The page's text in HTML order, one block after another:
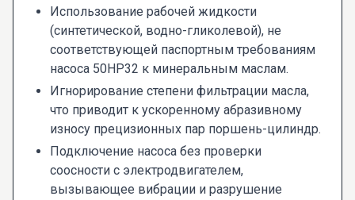
Использование рабочей жидкости
(синтетической, водно-гликолевой), не
соответствующей паспортным требованиям
насоса 50НР32 к минеральным маслам.
Игнорирование степени фильтрации масла,
что приводит к ускоренному абразивному
износу прецизионных пар поршень-цилиндр.
Подключение насоса без проверки
соосности с электродвигателем,
вызывающее вибрации и разрушение